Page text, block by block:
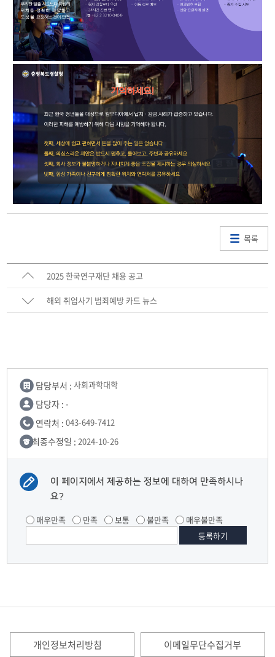
목록
2025 한국연구재단 채용 공고
해외 취업사기 범죄예방 카드 뉴스
담당부서 : 사회과학대학
담당자 : -
연락처 : 043-649-7412
최종수정일 : 2024-10-26
이 페이지에서 제공하는 정보에 대하여 만족하시나
요?
매우만족 만족 보통 불만족 매우불만족
개인정보처리방침 이메일무단수집거부